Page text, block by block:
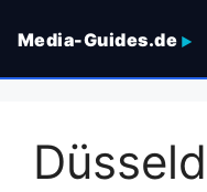
Inhalt
Media-Guides.de